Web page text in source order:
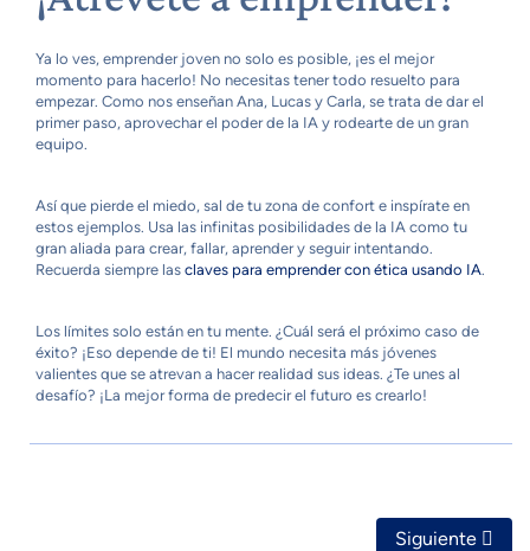
Ya lo ves, emprender joven no solo es posible, ¡es el mejor
momento para hacerlo! No necesitas tener todo resuelto para
empezar. Como nos enseñan Ana, Lucas y Carla, se trata de dar el
primer paso, aprovechar el poder de la IA y rodearte de un gran
equipo.
Así que pierde el miedo, sal de tu zona de confort e inspírate en
estos ejemplos. Usa las infinitas posibilidades de la IA como tu
gran aliada para crear, fallar, aprender y seguir intentando.
Recuerda siempre las claves para emprender con ética usando IA.
Los límites solo están en tu mente. ¿Cuál será el próximo caso de
éxito? ¡Eso depende de ti! El mundo necesita más jóvenes
valientes que se atrevan a hacer realidad sus ideas. ¿Te unes al
desafío? ¡La mejor forma de predecir el futuro es crearlo!
Artículo
Siguiente